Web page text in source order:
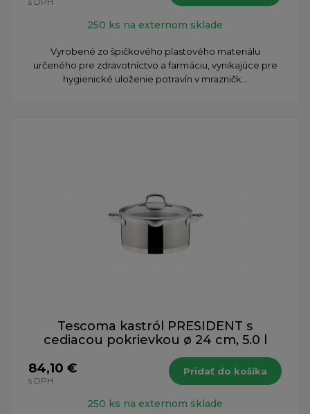
250 ks na externom sklade
Vyrobené zo špičkového plastového materiálu
určeného pre zdravotníctvo a farmáciu, vynikajúce pre
hygienické uloženie potravín v mrazničk...
Tescoma kastról PRESIDENT s
cediacou pokrievkou ø 24 cm, 5.0 l
84,10 €
s DPH
Pridať do košíka
250 ks na externom sklade